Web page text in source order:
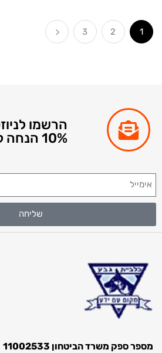
2
3
הרשמו
10% הנחה לקניות באתר
משרד הביטחון 11002533